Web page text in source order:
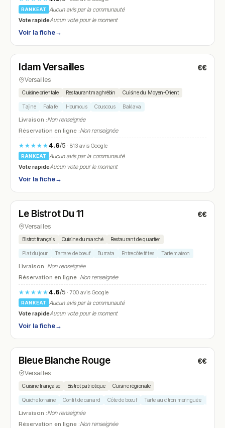
RANKEAT
Aucun avis par la communauté
Vote rapideAucun vote pour le moment
Voir la fiche→
N° 22
Idam Versailles €€
Versailles
Cuisine orientale Restaurant maghrébin Cuisine du Moyen-Orient
Tajine Falafel Houmous Couscous Baklava
Livraison :Non renseignée
Réservation en ligne :Non renseignée
★★★★★4.6/5· 813 avis Google
RANKEAT
Aucun avis par la communauté
Vote rapideAucun vote pour le moment
Voir la fiche→
N° 23
Le Bistrot Du 11 €€
Versailles
Bistrot français Cuisine du marché Restaurant de quartier
Plat du jour Tartare de bœuf Burrata Entrecôte frites Tarte maison
Livraison :Non renseignée
Réservation en ligne :Non renseignée
★★★★★4.6/5· 700 avis Google
RANKEAT
Aucun avis par la communauté
Vote rapideAucun vote pour le moment
Voir la fiche→
N° 24
Bleue Blanche Rouge €€
Versailles
Cuisine française Bistrot patriotique Cuisine régionale
Quiche lorraine Confit de canard Côte de bœuf Tarte au citron meringuée
Livraison :Non renseignée
Réservation en ligne :Non renseignée